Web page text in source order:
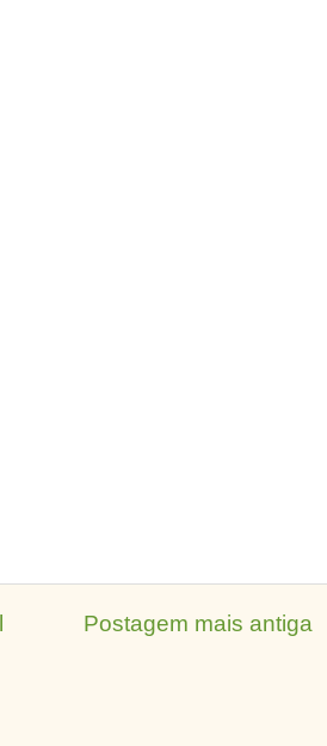
Postagem mais antiga